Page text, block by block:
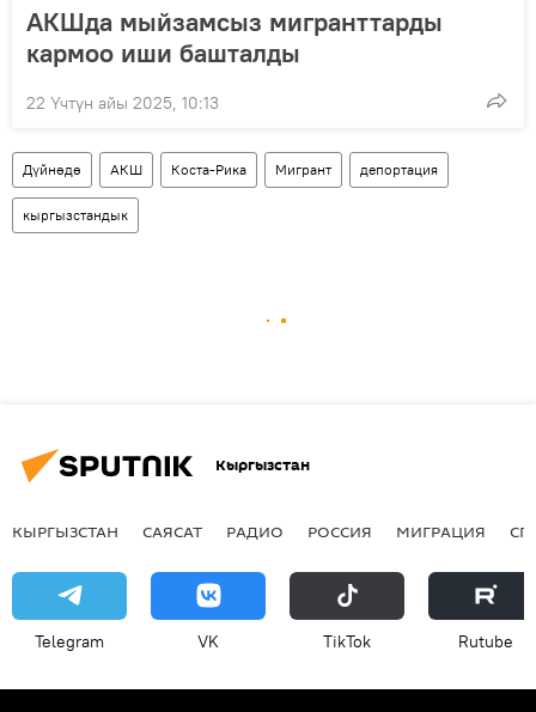
АКШда мыйзамсыз мигранттарды
кармоо иши башталды
22 Үчтүн айы 2025, 10:13
Дүйнөдө АКШ Коста-Рика Мигрант депортация
кыргызстандык
Кыргызстан
КЫРГЫЗСТАН САЯСАТ РАДИО РОССИЯ МИГРАЦИЯ
Telegram VK ТikТоk Rutube